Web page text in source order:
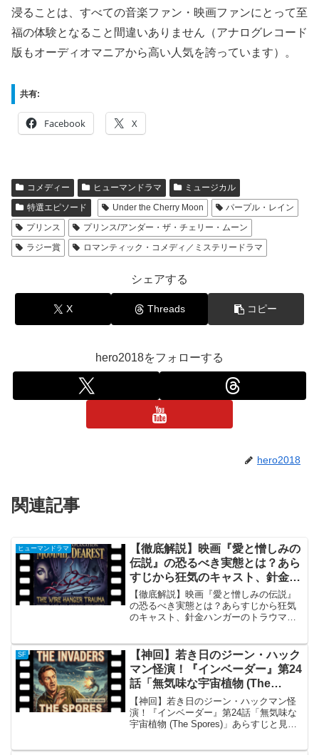
浸ることは、すべての音楽ファン・映画ファンにとって至
福の体験となること間違いありません（アナログレコード
版もオーディオマニアから高い人気を誇っています）。
共有:
Facebook X
コメディー ヒューマンドラマ
ミュージカル
特選エピソード
Under the Cherry Moon
パープル・レイン
プリンス
プリンス/アンダー・ザ・チェリー・ムーン
ラジー賞
ロマンティック・コメディ／ミステリードラマ
シェアする
X Threads コピー
hero2018をフォローする
hero2018
関連記事
ヒューマンドラマ
【徹底解説】映画『愛と憎しみの
伝説』の恐るべき実態とは？あら
すじから狂気のキャスト、針金ハ
ンガーのトラウマまで総まとめ
【徹底解説】映画『愛と憎しみの伝説』
の恐るべき実態とは？あらすじから狂気
のキャスト、針金ハンガーのトラウマま
Dearest）は、ハリウッド黄金期を代表す
る伝説...
SF
【神回】若き日のジーン・ハック
マン怪演！『インベーダー』第24
話「無気味な宇宙植物 (The
Spores)」あらすじと見どころ徹
底解説
【神回】若き日のジーン・ハックマン怪
演！『インベーダー』第24話「無気味な
宇宙植物 (The Spores)」あらすじと見ど